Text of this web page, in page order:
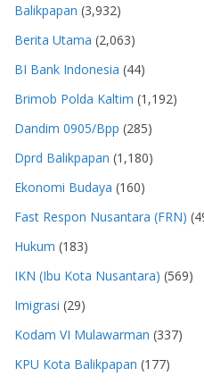
Balikpapan (3,932)
Berita Utama (2,063)
BI Bank Indonesia (44)
Brimob Polda Kaltim (1,192)
Dandim 0905/Bpp (285)
Dprd Balikpapan (1,180)
Ekonomi Budaya (160)
Fast Respon Nusantara (FRN)
Hukum (183)
IKN (Ibu Kota Nusantara) (569)
Imigrasi (29)
Kodam VI Mulawarman (337)
KPU Kota Balikpapan (177)